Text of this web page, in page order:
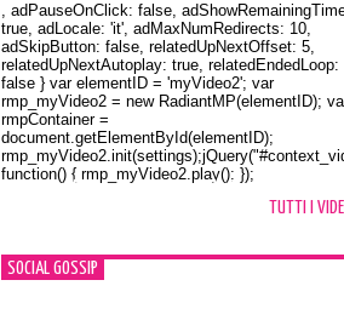
Orlando Bloom e la t-shirt dedicata a Flynn
, adPauseOnClick: false,
true, adLocale: 'it', adMaxNumRedirects: 10,
adSkipButton: false, relatedUpNextOffset: 5,
relatedUpNextAutoplay: true, relatedEndedLoop:
false } var elementID = 'myVideo2'; var
rmp_myVideo2 = new RadiantMP(elementID);
rmpContainer =
document.getElementById(elementID);
function() { rmp_myVideo2.play(); });
TUTTI I
SOCIAL GOSSIP